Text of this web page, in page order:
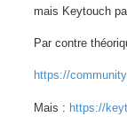
mais Keytouch
Par contre
https://
Mais : https://